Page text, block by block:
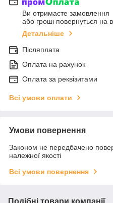
Ви отримаєте замовлення
або гроші повернуться на
Детальніше
Післяплата
Оплата на рахунок
Оплата за реквізитами
Всі умови оплати
Умови повернення
Законом не передбачено
належної якості
Всі умови повернення